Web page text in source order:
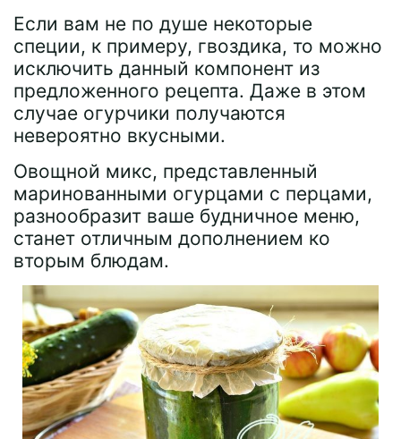
Если вам не по душе некоторые
специи, к примеру, гвоздика, то можно
исключить данный компонент из
предложенного рецепта. Даже в этом
случае огурчики получаются
невероятно вкусными.
Овощной микс, представленный
маринованными огурцами с перцами,
разнообразит ваше будничное меню,
станет отличным дополнением ко
вторым блюдам.